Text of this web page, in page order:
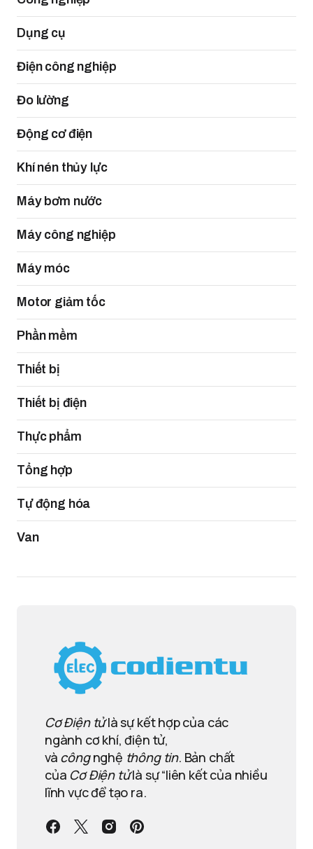
Dụng cụ
Điện công nghiệp
Đo lường
Động cơ điện
Khí nén thủy lực
Máy bơm nước
Máy công nghiệp
Máy móc
Motor giảm tốc
Phần mềm
Thiết bị
Thiết bị điện
Thực phẩm
Tổng hợp
Tự động hóa
Van
Cơ Điện tửlà sự kết hợp của các
ngành cơ khí, điện tử,
và côngnghệ thông tin. Bản chất
của Cơ Điện tửlà sự “liên kết của nhiều
lĩnh vực để tạo ra.